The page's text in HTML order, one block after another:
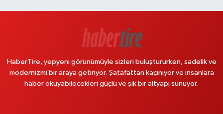
HaberTire, yepyeni görünümüyle sizleri buluştururken, sadelik ve
modernizmi bir araya getiriyor. Şatafattan kaçınıyor ve insanlara
haber okuyabilecekleri güçlü ve şık bir altyapı sunuyor.